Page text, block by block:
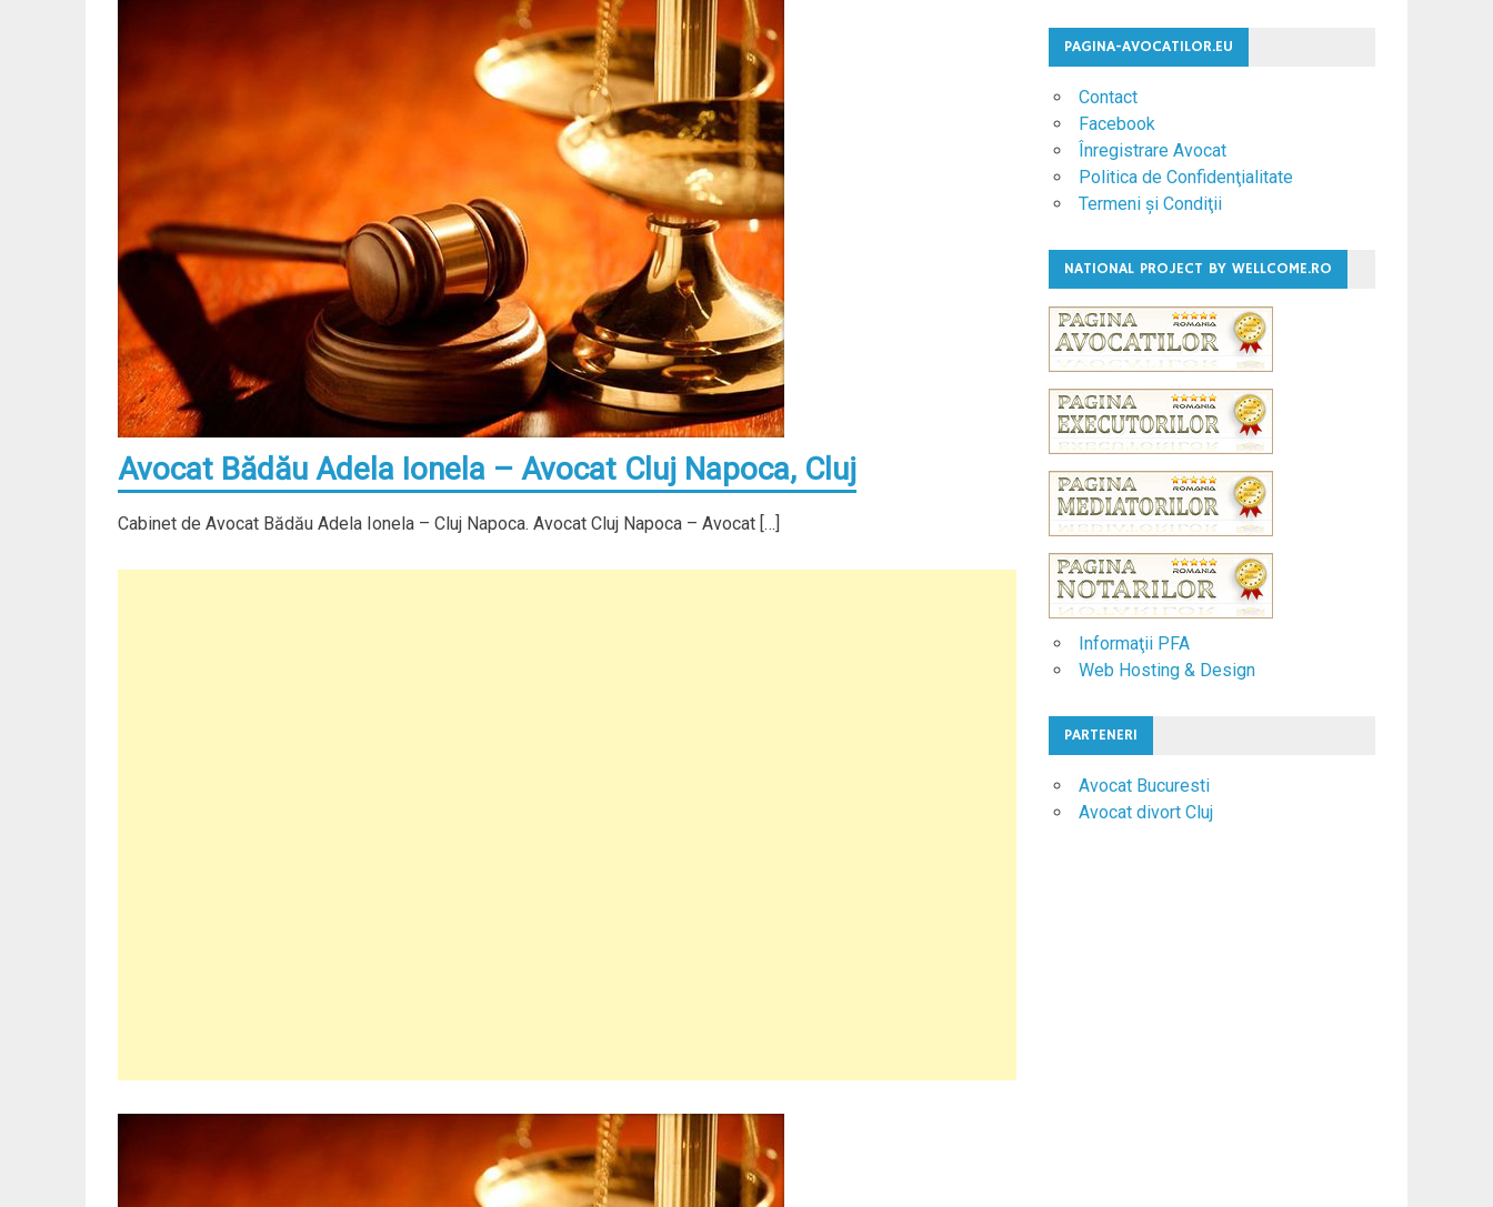
Avocat Bădău Adela Ionela – Avocat Cluj Napoca, Cluj
Cabinet de Avocat Bădău Adela Ionela – Cluj Napoca. Avocat Cluj Napoca – Avocat […]
PAGINA-AVOCATILOR.EU
Contact
Facebook
Înregistrare Avocat
Politica de Confidenţialitate
Termeni şi Condiţii
NATIONAL PROJECT BY WELLCOME.RO
Informaţii PFA
Web Hosting & Design
PARTENERI
Avocat Bucuresti
Avocat divort Cluj